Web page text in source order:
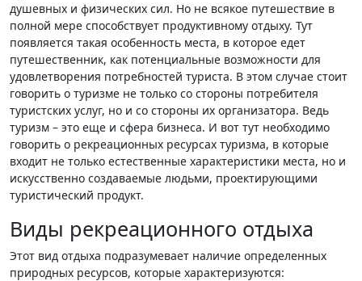
душевных и физических сил. Но не всякое путешествие в
полной мере способствует продуктивному отдыху. Тут
появляется такая особенность места, в которое едет
путешественник, как потенциальные возможности для
удовлетворения потребностей туриста. В этом случае стоит
говорить о туризме не только со стороны потребителя
туристских услуг, но и со стороны их организатора. Ведь
туризм – это еще и сфера бизнеса. И вот тут необходимо
говорить о рекреационных ресурсах туризма, в которые
входит не только естественные характеристики места, но и
искусственно создаваемые людьми, проектирующими
туристический продукт.
Виды рекреационного отдыха
Этот вид отдыха подразумевает наличие определенных
природных ресурсов, которые характеризуются: